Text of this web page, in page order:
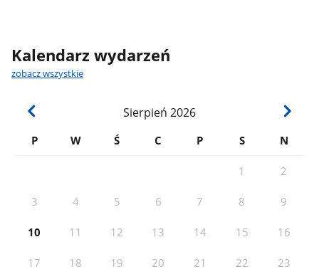
Kalendarz wydarzeń
zobacz wszystkie
Sierpień 2026
P W Ś C P S N
1 2
3 4 5 6 7 8 9
10 11 12 13 14 15 16
17 18 19 20 21 22 23